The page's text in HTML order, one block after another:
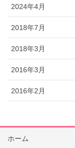
2024年4月
2018年7月
2018年3月
2016年3月
2016年2月
ホーム